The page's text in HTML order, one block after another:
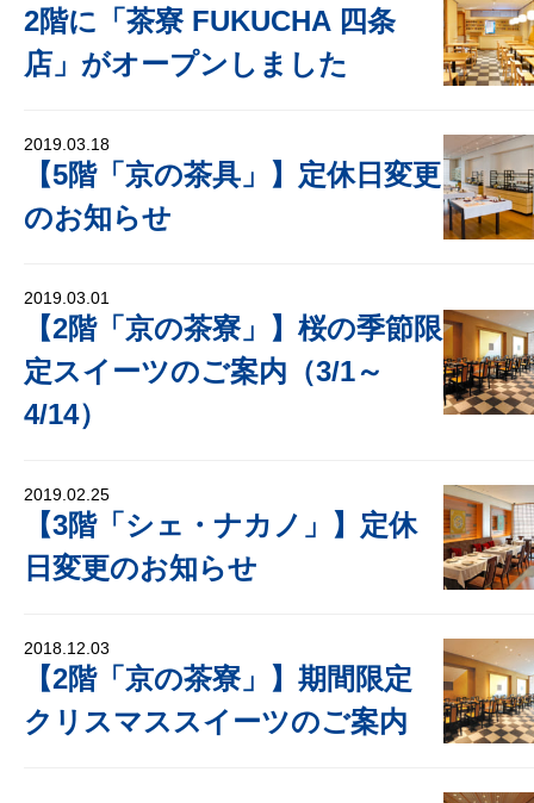
2階に「茶寮 FUKUCHA 四条
店」がオープンしました
2019.03.18
【5階「京の茶具」】定休日変更
のお知らせ
2019.03.01
【2階「京の茶寮」】桜の季節限
定スイーツのご案内（3/1～
4/14）
2019.02.25
【3階「シェ・ナカノ」】定休
日変更のお知らせ
2018.12.03
【2階「京の茶寮」】期間限定
クリスマススイーツのご案内